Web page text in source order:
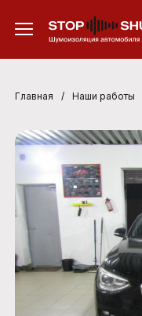
Главная / Наши работы